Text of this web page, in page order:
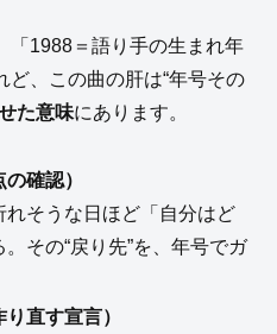
「1988＝語り手の生まれ年
ど、この曲の肝は“年号その
た意味にあります。
確認）
そうな日ほど「自分はど
その“戻り先”を、年号でガ
直す宣言）